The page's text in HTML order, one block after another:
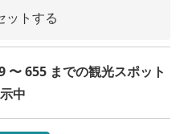
ットする
〜 655 までの観光スポット
中